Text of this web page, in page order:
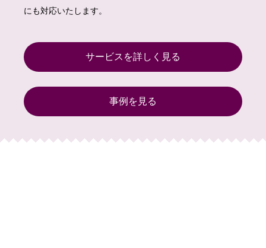
にも対応いたします。
サービスを詳しく見る
事例を見る